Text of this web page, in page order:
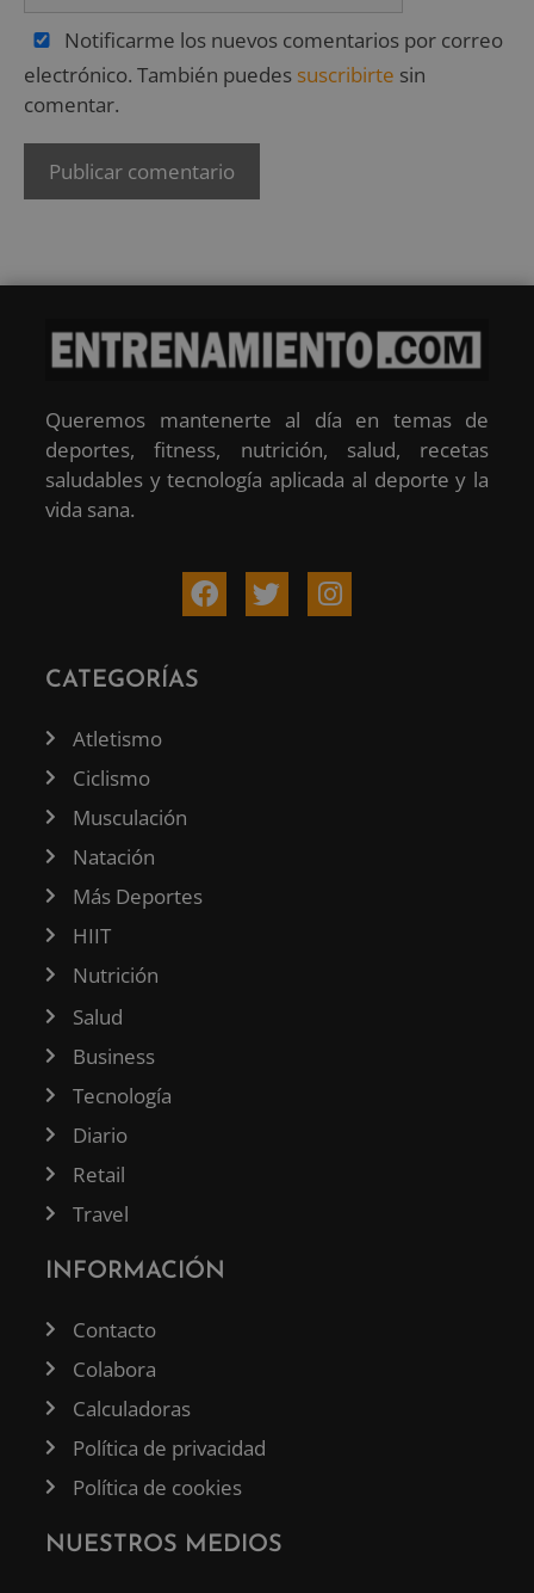
Notificarme los nuevos comentarios por correo
electrónico. También puedes suscribirte sin
comentar.
Queremos mantenerte al día en temas de
deportes, fitness, nutrición, salud, recetas
saludables y tecnología aplicada al deporte y la
vida sana.
CATEGORÍAS
Atletismo
Ciclismo
Musculación
Natación
Más Deportes
HIIT
Nutrición
Salud
Business
Tecnología
Diario
Retail
Travel
INFORMACIÓN
Contacto
Colabora
Calculadoras
Política de privacidad
Política de cookies
NUESTROS MEDIOS